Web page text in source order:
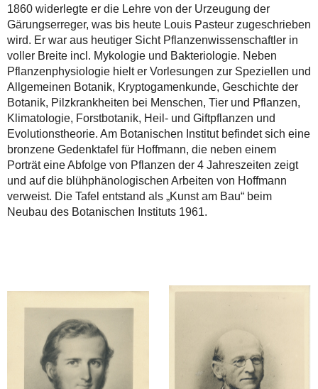
1860 widerlegte er die Lehre von der Urzeugung der
Gärungserreger, was bis heute Louis Pasteur zugeschrieben
wird. Er war aus heutiger Sicht Pflanzenwissenschaftler in
voller Breite incl. Mykologie und Bakteriologie. Neben
Pflanzenphysiologie hielt er Vorlesungen zur Speziellen und
Allgemeinen Botanik, Kryptogamenkunde, Geschichte der
Botanik, Pilzkrankheiten bei Menschen, Tier und Pflanzen,
Klimatologie, Forstbotanik, Heil- und Giftpflanzen und
Evolutionstheorie. Am Botanischen Institut befindet sich eine
bronzene Gedenktafel für Hoffmann, die neben einem
Porträt eine Abfolge von Pflanzen der 4 Jahreszeiten zeigt
und auf die blühphänologischen Arbeiten von Hoffmann
verweist. Die Tafel entstand als „Kunst am Bau“ beim
Neubau des Botanischen Instituts 1961.